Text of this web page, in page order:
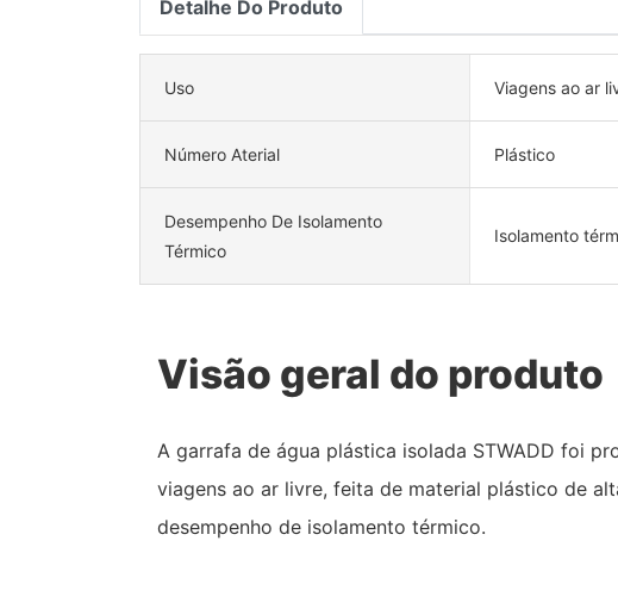
Detalhe Do Produto
Uso Viagens ao ar
Número Aterial Plástico
Desempenho De Isolamento
Térmico
Isolamento
Visão geral do produto
A garrafa de água plástica isolada STWADD foi
viagens ao ar livre, feita de material plástico de
desempenho de isolamento térmico.